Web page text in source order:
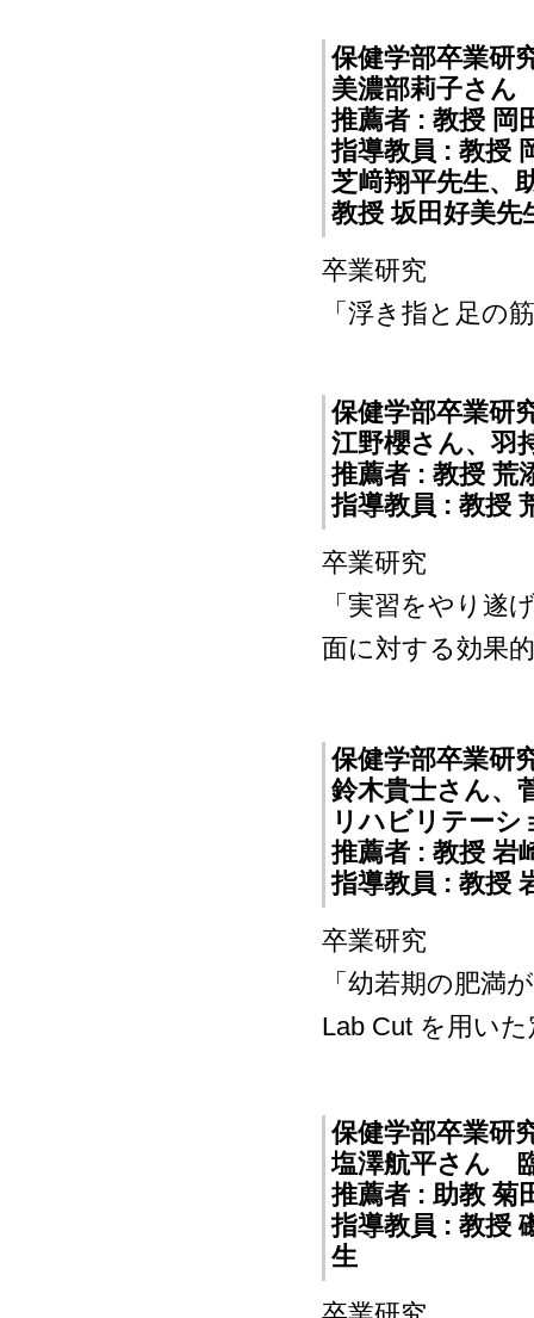
保健学部卒業研
美濃部莉子さ
推薦者 : 教授 岡
指導教員 : 教授
芝﨑翔平先生、
教授 坂田好美先
卒業研究
「浮き指と足の
保健学部卒業研
江野櫻さん、羽
推薦者 : 教授 荒
指導教員 : 教授
卒業研究
「実習をやり遂
面に対する効果
保健学部卒業研
鈴木貴士さん、
リハビリテーシ
推薦者 : 教授 岩
指導教員 : 教授
卒業研究
「幼若期の肥満
Lab Cut を用い
保健学部卒業研
塩澤航平さん
推薦者 : 助教 菊
指導教員 : 教授
生